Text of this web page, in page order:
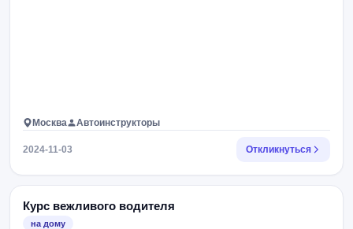
Москва Автоинструкторы
2024-11-03 Откликнуться
Курс вежливого водителя
на дому